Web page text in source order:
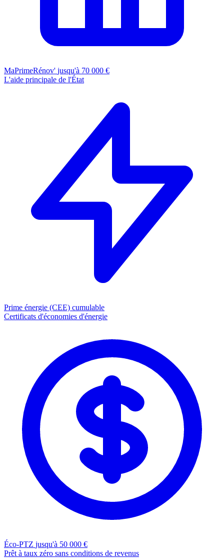
MaPrimeRénov' jusqu'à 70 000 €
L'aide principale de l'État
Prime énergie (CEE) cumulable
Certificats d'économies d'énergie
Éco-PTZ jusqu'à 50 000 €
Prêt à taux zéro sans conditions de revenus